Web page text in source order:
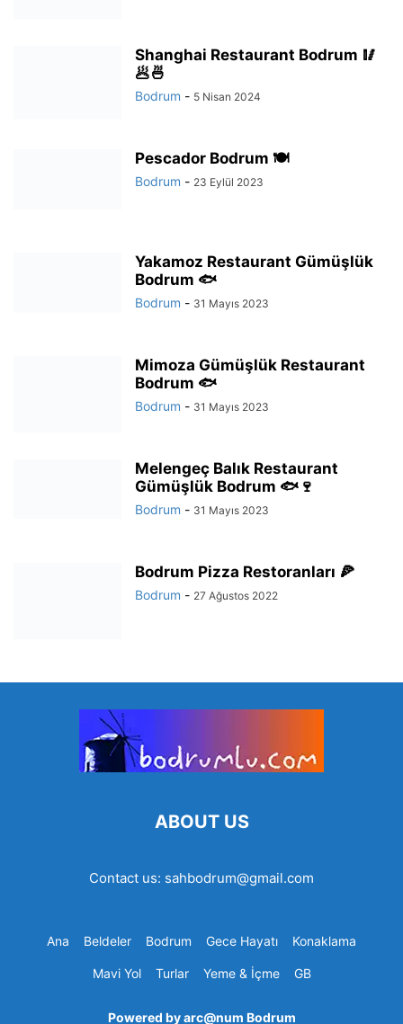
Shanghai Restaurant Bodrum 🥢
🥟🍜
Bodrum - 5 Nisan 2024
Pescador Bodrum 🍽️
Bodrum - 23 Eylül 2023
Yakamoz Restaurant Gümüşlük
Bodrum 🐟
Bodrum - 31 Mayıs 2023
Mimoza Gümüşlük Restaurant
Bodrum 🐟
Bodrum - 31 Mayıs 2023
Melengeç Balık Restaurant
Gümüşlük Bodrum 🐟🍷
Bodrum - 31 Mayıs 2023
Bodrum Pizza Restoranları 🍕
Bodrum - 27 Ağustos 2022
ABOUT US
Contact us: sahbodrum@gmail.com
Ana Beldeler Bodrum Gece Hayatı Konaklama
Mavi Yol Turlar Yeme & İçme GB
Powered by arc@num Bodrum